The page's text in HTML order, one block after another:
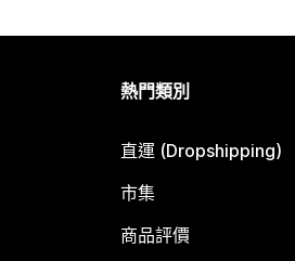
熱門類別
直運 (Dropshipping)
市集
商品評價